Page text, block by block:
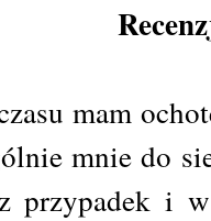
mam
mnie do
przypadek i